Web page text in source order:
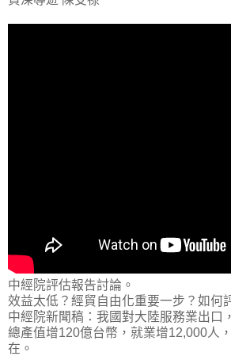
中經院評估報告討論。
效益太低？經貿自由化重要一步？如何
中經院新聞稿：我國對大陸服務業出口
總產值增120億台幣，就業增12,000人
在。